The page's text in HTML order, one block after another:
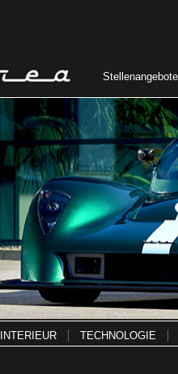
Stellenangebote
INTERIEUR TECHNOLOGIE